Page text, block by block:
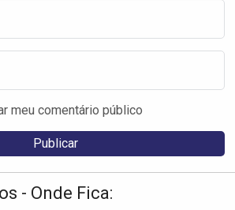
meu comentário público
- Onde Fica: